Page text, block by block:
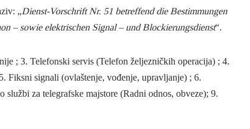
„Dienst-Vorschrift Nr. 51 betreffend die Bestimmungen
– sowie elektrischen Signal – und Blockierungsdienst“.
; 3. Telefonski servis (Telefon željezničkih operacija) ; 4.
Fiksni signali (ovlaštenje, vođenje, upravljanje) ; 6.
za telegrafske majstore (Radni odnos, obveze); 9.